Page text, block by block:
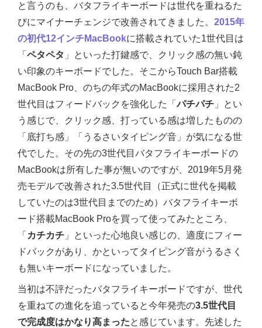
と言うのも、バタフライキーボードは世代を重ねるた
びにマイナーチェンジで改善されてきました。 2015年
の初代12インチMacBookに搭載されていた1世代目は
「 ペタペタ 」といった打鍵感で、クリック感の無い鈍
い印象のキーボードでした。そこからTouch Bar搭載
MacBook Pro、のちの年式のMacBookに採用された2
世代目はフィードバックを強化した「パチパチ 」とい
う感じで、クリック感、打っている感は増したものの
「底打ち感」「うるさいタイピング音」が気になる世
代でした。その先の3世代目バタフライキーボードの
MacBookは所有した事が無いのですが、2019年5月発
売モデルで改善された3.5世代目（正式に世代を掲載
していたのは3世代目までのため）バタフライキーボ
ード搭載MacBook Proを買って使ってみたところ、
「 カチカチ 」といった心地良い感じの、適度にフィー
ドバックがあり、かといってタイピング音がうるさく
も無いキーボードになっていました。
当初は不評だったバタフライキーボードですが、世代
を重ねての進化を追っていると今年発売の3.5世代目
で完成度はかなり高まったと感じています。先述した